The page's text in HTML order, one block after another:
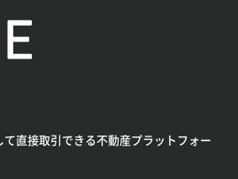
て直接取引できる不動産プラットフォー